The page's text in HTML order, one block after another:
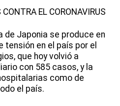
CONTRA EL CORONAVIRUS
de Japonia se produce en
en el país por el
que hoy volvió a
con 585 casos, y la
como de
el país.